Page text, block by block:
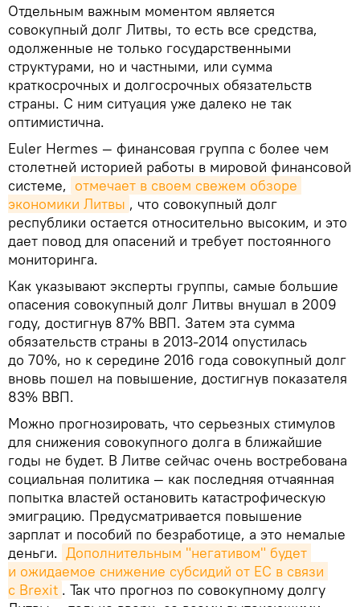
Отдельным важным моментом является
совокупный долг Литвы, то есть все средства,
одолженные не только государственными
структурами, но и частными, или сумма
краткосрочных и долгосрочных обязательств
страны. С ним ситуация уже далеко не так
оптимистична.
Euler Hermes — финансовая группа с более чем
столетней историей работы в мировой финансовой
системе, отмечает в своем свежем обзоре
экономики Литвы , что совокупный долг
республики остается относительно высоким, и это
дает повод для опасений и требует постоянного
мониторинга.
Как указывают эксперты группы, самые большие
опасения совокупный долг Литвы внушал в 2009
году, достигнув 87% ВВП. Затем эта сумма
обязательств страны в 2013-2014 опустилась
до 70%, но к середине 2016 года совокупный долг
вновь пошел на повышение, достигнув показателя
83% ВВП.
Можно прогнозировать, что серьезных стимулов
для снижения совокупного долга в ближайшие
годы не будет. В Литве сейчас очень востребована
социальная политика — как последняя отчаянная
попытка властей остановить катастрофическую
эмиграцию. Предусматривается повышение
зарплат и пособий по безработице, а это немалые
деньги. Дополнительным "негативом" будет
и ожидаемое снижение субсидий от ЕС в связи
с Brexit . Так что прогноз по совокупному долгу